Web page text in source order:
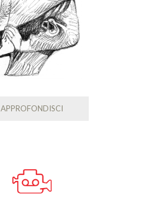
APPROFONDISCI